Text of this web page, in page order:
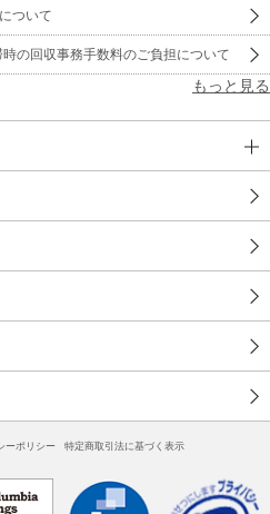
ついて
の回収事務手数料のご負担について
もっと見る
ーポリシー 特定商取引法に基づく表示